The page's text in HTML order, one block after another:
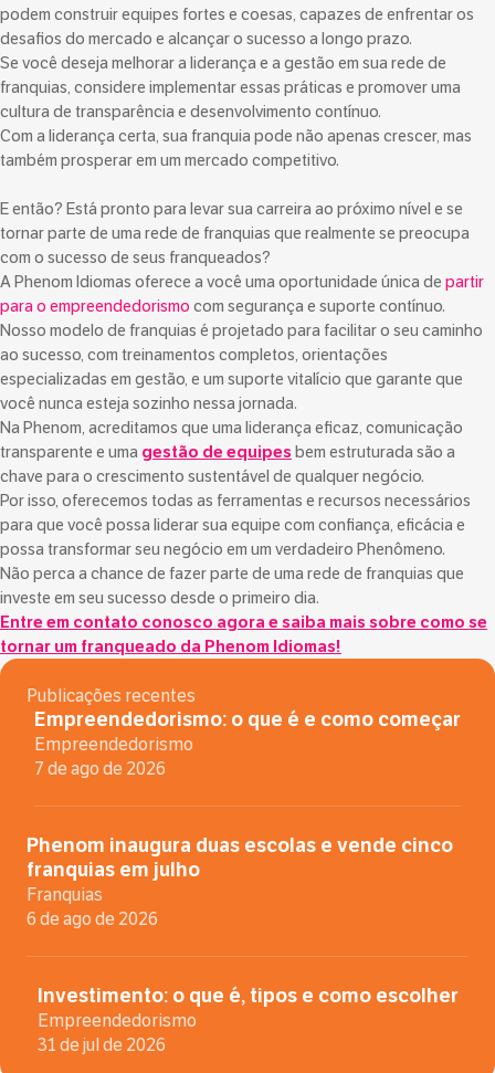
podem construir equipes fortes e coesas, capazes de enfrentar os
desafios do mercado e alcançar o sucesso a longo prazo.
Se você deseja melhorar a liderança e a gestão em sua rede de
franquias, considere implementar essas práticas e promover uma
cultura de transparência e desenvolvimento contínuo.
Com a liderança certa, sua franquia pode não apenas crescer, mas
também prosperar em um mercado competitivo.
E então? Está pronto para levar sua carreira ao próximo nível e se
tornar parte de uma rede de franquias que realmente se preocupa
com o sucesso de seus franqueados?
A Phenom Idiomas oferece a você uma oportunidade única de partir
para o empreendedorismo com segurança e suporte contínuo.
Nosso modelo de franquias é projetado para facilitar o seu caminho
ao sucesso, com treinamentos completos, orientações
especializadas em gestão, e um suporte vitalício que garante que
você nunca esteja sozinho nessa jornada.
Na Phenom, acreditamos que uma liderança eficaz, comunicação
transparente e uma gestão de equipes bem estruturada são a
chave para o crescimento sustentável de qualquer negócio.
Por isso, oferecemos todas as ferramentas e recursos necessários
para que você possa liderar sua equipe com confiança, eficácia e
possa transformar seu negócio em um verdadeiro Phenômeno.
Não perca a chance de fazer parte de uma rede de franquias que
investe em seu sucesso desde o primeiro dia.
Entre em contato conosco agora e saiba mais sobre como se
tornar um franqueado da Phenom Idiomas!
Publicações recentes
Empreendedorismo: o que é e como começar
Empreendedorismo
7 de ago de 2026
Phenom inaugura duas escolas e vende cinco
franquias em julho
Franquias
6 de ago de 2026
Investimento: o que é, tipos e como escolher
Empreendedorismo
31 de jul de 2026